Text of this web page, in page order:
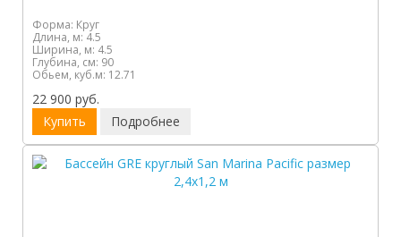
Форма: Круг
Длина, м: 4.5
Ширина, м: 4.5
Глубина, см: 90
Обьем, куб.м: 12.71
22 900 руб.
Купить
Подробнее